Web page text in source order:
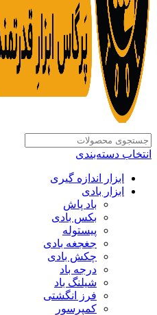
انتخاب دسته‌بندی
ابزار اندازه گیری
ابزار بادی
باد پاش
بکس بادی
پیستوله
جغجغه بادی
چکش بادی
درجه باد
شیلنگ باد
فرز انگشتی
کمپرسور